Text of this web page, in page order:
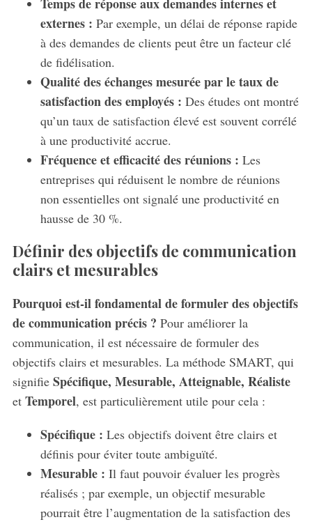
externes : Par exemple, un délai de réponse rapide
à des demandes de clients peut être un facteur clé
de fidélisation.
Qualité des échanges mesurée par le taux de
satisfaction des employés : Des études ont montré
qu’un taux de satisfaction élevé est souvent corrélé
à une productivité accrue.
Fréquence et efficacité des réunions : Les
entreprises qui réduisent le nombre de réunions
non essentielles ont signalé une productivité en
hausse de 30 %.
Définir des objectifs de communication
clairs et mesurables
Pourquoi est-il fondamental de formuler des objectifs
de communication précis ? Pour améliorer la
communication, il est nécessaire de formuler des
objectifs clairs et mesurables. La méthode SMART, qui
signifie Spécifique, Mesurable, Atteignable, Réaliste
et Temporel, est particulièrement utile pour cela :
Spécifique : Les objectifs doivent être clairs et
définis pour éviter toute ambiguïté.
Mesurable : Il faut pouvoir évaluer les progrès
réalisés ; par exemple, un objectif mesurable
pourrait être l’augmentation de la satisfaction des